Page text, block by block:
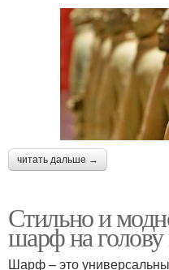
читать дальше →
Стильно и
шарф на голову
Шарф – это